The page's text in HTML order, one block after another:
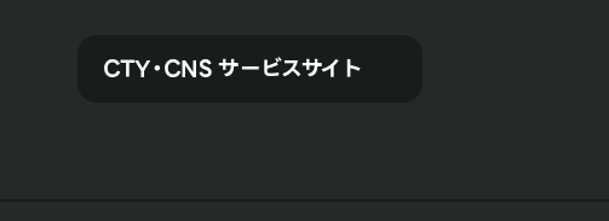
CTY・CNS サービスサイト